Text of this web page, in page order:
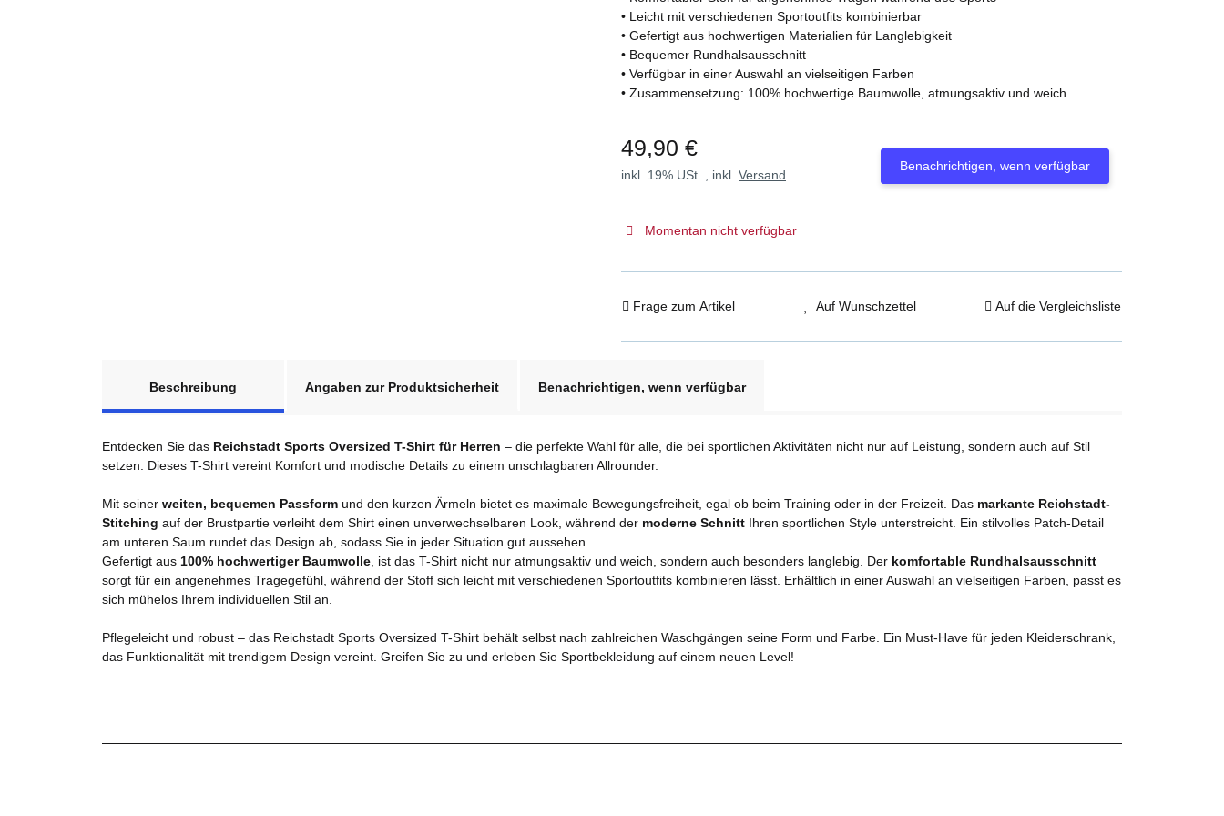
• Leicht mit verschiedenen Sportoutfits kombinierbar
• Gefertigt aus hochwertigen Materialien für Langlebigkeit
• Bequemer Rundhalsausschnitt
• Verfügbar in einer Auswahl an vielseitigen Farben
• Zusammensetzung: 100% hochwertige Baumwolle, atmungsaktiv und weich
49,90 €
inkl. 19% USt. , inkl. Versand
Momentan nicht verfügbar
Benachrichtigen, wenn verfügbar
Frage zum Artikel Auf Wunschzettel Auf die Vergleichsliste
Beschreibung
Angaben zur Produktsicherheit Benachrichtigen, wenn verfügbar
Entdecken Sie das Reichstadt Sports Oversized T-Shirt für Herren – die perfekte Wahl für alle, die bei sportlichen Aktivitäten nicht nur auf Leistung, sondern auch auf Stil
setzen. Dieses T-Shirt vereint Komfort und modische Details zu einem unschlagbaren Allrounder.
Mit seiner weiten, bequemen Passform und den kurzen Ärmeln bietet es maximale Bewegungsfreiheit, egal ob beim Training oder in der Freizeit. Das markante Reichstadt-
Stitching auf der Brustpartie verleiht dem Shirt einen unverwechselbaren Look, während der moderne Schnitt Ihren sportlichen Style unterstreicht. Ein stilvolles Patch-Detail
am unteren Saum rundet das Design ab, sodass Sie in jeder Situation gut aussehen.
Gefertigt aus 100% hochwertiger Baumwolle , ist das T-Shirt nicht nur atmungsaktiv und weich, sondern auch besonders langlebig. Der komfortable Rundhalsausschnitt
sorgt für ein angenehmes Tragegefühl, während der Stoff sich leicht mit verschiedenen Sportoutfits kombinieren lässt. Erhältlich in einer Auswahl an vielseitigen Farben, passt es
sich mühelos Ihrem individuellen Stil an.
Pflegeleicht und robust – das Reichstadt Sports Oversized T-Shirt behält selbst nach zahlreichen Waschgängen seine Form und Farbe. Ein Must-Have für jeden Kleiderschrank,
das Funktionalität mit trendigem Design vereint. Greifen Sie zu und erleben Sie Sportbekleidung auf einem neuen Level!